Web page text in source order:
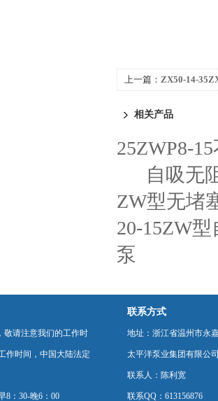
上一篇： ZX50-14-
相关产品
25ZWP8-
自吸无
ZW型无堵
20-15ZW
泵
敬请注意我们的工作时
作时间，中国大陆法定
8：30-晚6：00
联系方式
地址：浙江省温州市永
太平洋泵业集团有限公
联系人：陈利宽
联系QQ：613156876